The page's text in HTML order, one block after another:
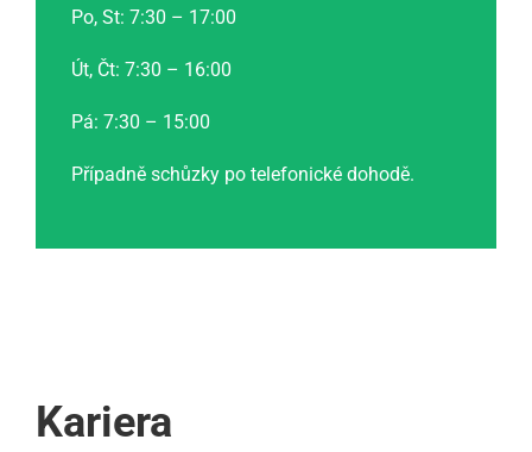
Po, St: 7:30 – 17:00
Út, Čt: 7:30 – 16:00
Pá: 7:30 – 15:00
Případně schůzky po telefonické dohodě.
Kariera